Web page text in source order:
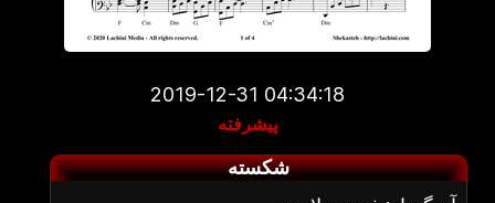
2019-12-31 04:34:18
پیشرفته
شکسته